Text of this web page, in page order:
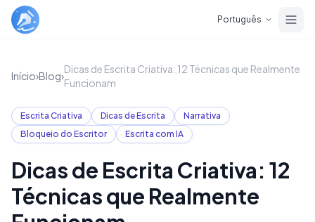
Português
Início›Blog›
Dicas de Escrita Criativa: 12 Técnicas que Realmente
Funcionam
Escrita Criativa Dicas de Escrita
Narrativa
Bloqueio do Escritor
Escrita com IA
Dicas de Escrita Criativa: 12
Técnicas que Realmente